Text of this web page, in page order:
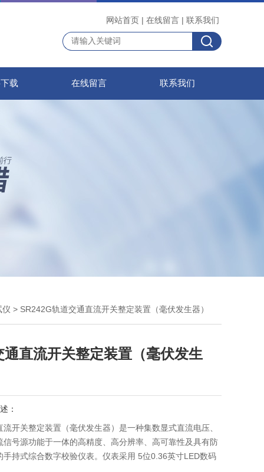
网站首页 | 在线留言 | 联系我们
载 在线留言 联系我们
仪 > SR242G轨道交通直流开关整定装置（毫伏发生器）
通直流开关整定装置（毫伏发生
：
流开关整定装置（毫伏发生器）是一种集数显式直流电压、
信号源功能于一体的高精度、高分辨率、高可靠性及具有防
手持式综合数字校验仪表。仪表采用 5位0.36英寸LED数码